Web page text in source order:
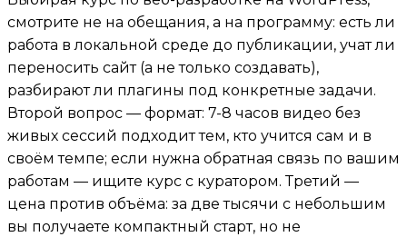
смотрите не на обещания, а на программу: есть ли
работа в локальной среде до публикации, учат ли
переносить сайт (а не только создавать),
разбирают ли плагины под конкретные задачи.
Второй вопрос — формат: 7-8 часов видео без
живых сессий подходит тем, кто учится сам и в
своём темпе; если нужна обратная связь по вашим
работам — ищите курс с куратором. Третий —
цена против объёма: за две тысячи с небольшим
вы получаете компактный старт, но не